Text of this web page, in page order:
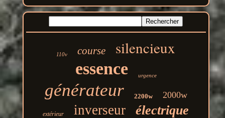
110v course silencieux
essence urgence
générateur 2200w 2000w
extérieur inverseur électrique